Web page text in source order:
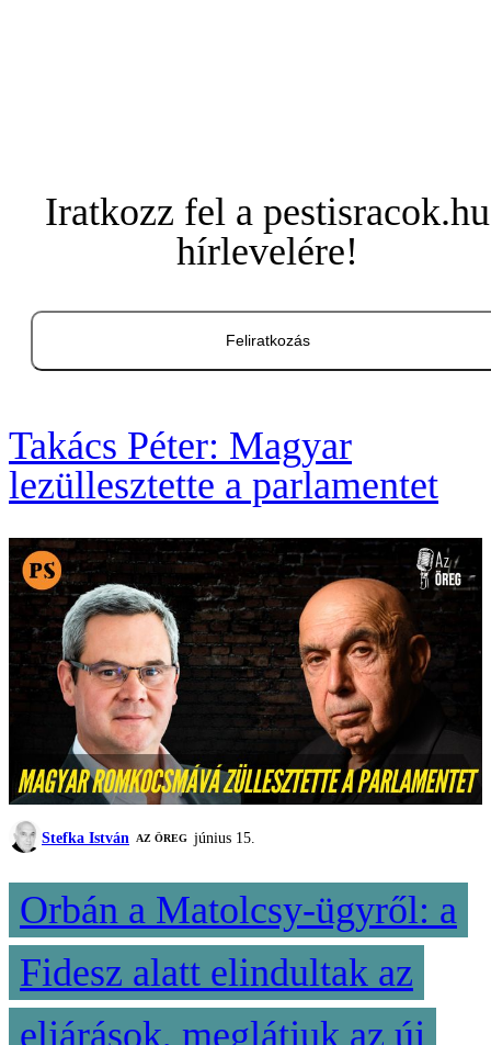
Iratkozz fel a pestisracok.hu
hírlevelére!
Feliratkozás
Takács Péter: Magyar
lezüllesztette a parlamentet
Stefka István AZ ÖREG június 15.
Orbán a Matolcsy-ügyről: a
Fidesz alatt elindultak az
eljárások, meglátjuk az új